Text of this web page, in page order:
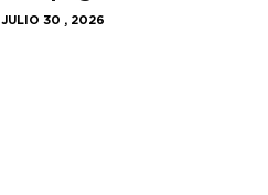
JULIO 30 , 2026